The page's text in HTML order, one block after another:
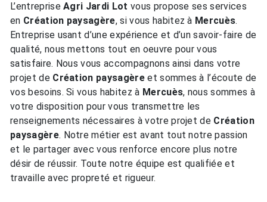
L’entrepriseAgri Jardi Lot vous propose ses services
en Création paysagère, si vous habitez à Mercuès.
Entreprise usant d’une expérience et d’un savoir-faire de
qualité, nous mettons tout en oeuvre pour vous
satisfaire. Nous vous accompagnons ainsi dans votre
projet de Création paysagèreet sommes à l’écoute de
vos besoins. Si vous habitez à Mercuès, nous sommes à
votre disposition pour vous transmettre les
renseignements nécessaires à votre projet de Création
paysagère. Notre métier est avant tout notre passion
et le partager avec vous renforce encore plus notre
désir de réussir. Toute notre équipe est qualifiée et
travaille avec propreté et rigueur.